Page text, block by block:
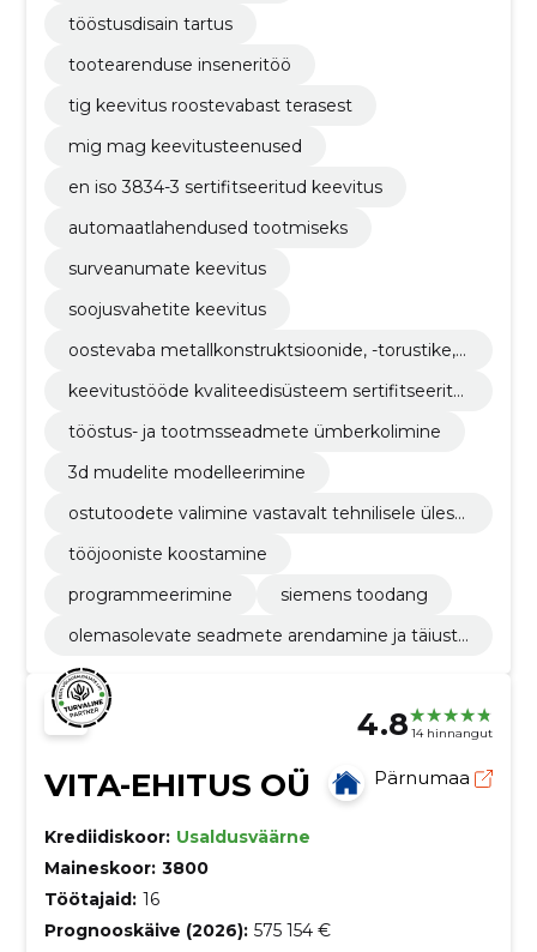
tööstusdisain tartus
tootearenduse inseneritöö
tig keevitus roostevabast terasest
mig mag keevitusteenused
en iso 3834-3 sertifitseeritud keevitus
automaatlahendused tootmiseks
surveanumate keevitus
soojusvahetite keevitus
oostevaba metallkonstruktsioonide, -torustike, -
keevitustööde kvaliteedisüsteem sertifitseeritu
tööstus- ja tootmsseadmete ümberkolimine
3d mudelite modelleerimine
ostutoodete valimine vastavalt tehnilisele ülesa
tööjooniste koostamine
programmeerimine
siemens toodang
olemasolevate seadmete arendamine ja täiusta
4.8 14 hinnangut
VITA-EHITUS OÜ Pärnumaa
Krediidiskoor: Usaldusväärne
Maineskoor: 3800
Töötajaid: 16
Prognooskäive (2026): 575 154 €